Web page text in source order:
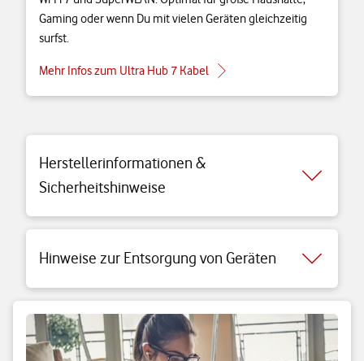
Gaming oder wenn Du mit vielen Geräten gleichzeitig
surfst.
Mehr Infos zum Ultra Hub 7 Kabel
Herstellerinformationen &
Sicherheitshinweise
Hinweise zur Entsorgung von Geräten